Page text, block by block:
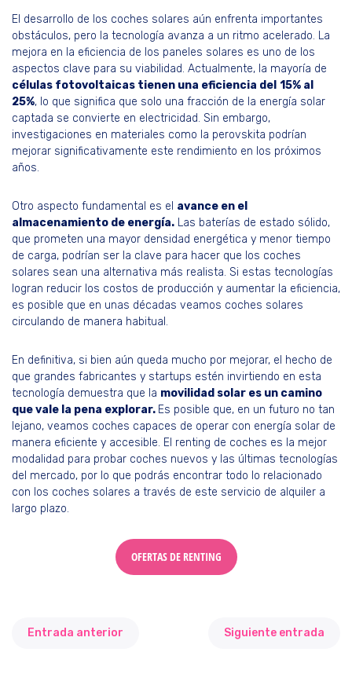
El desarrollo de los coches solares aún enfrenta importantes
obstáculos, pero la tecnología avanza a un ritmo acelerado. La
mejora en la eficiencia de los paneles solares es uno de los
aspectos clave para su viabilidad. Actualmente, la mayoría de
células fotovoltaicas tienen una eficiencia del 15% al
25%, lo que significa que solo una fracción de la energía solar
captada se convierte en electricidad. Sin embargo,
investigaciones en materiales como la perovskita podrían
mejorar significativamente este rendimiento en los próximos
años.
Otro aspecto fundamental es el avance en el
almacenamiento de energía. Las baterías de estado sólido,
que prometen una mayor densidad energética y menor tiempo
de carga, podrían ser la clave para hacer que los coches
solares sean una alternativa más realista. Si estas tecnologías
logran reducir los costos de producción y aumentar la eficiencia,
es posible que en unas décadas veamos coches solares
circulando de manera habitual.
En definitiva, si bien aún queda mucho por mejorar, el hecho de
que grandes fabricantes y startups estén invirtiendo en esta
tecnología demuestra que la movilidad solar es un camino
que vale la pena explorar. Es posible que, en un futuro no tan
lejano, veamos coches capaces de operar con energía solar de
manera eficiente y accesible. El renting de coches es la mejor
modalidad para probar coches nuevos y las últimas tecnologías
del mercado, por lo que podrás encontrar todo lo relacionado
con los coches solares a través de este servicio de alquiler a
largo plazo.
OFERTAS DE RENTING
Entrada anterior Siguiente entrada